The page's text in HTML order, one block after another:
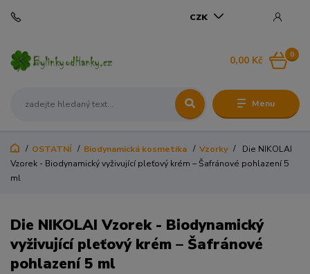
Menu
CZK
0
0,00 Kč
OSTATNÍ Biodynamická kosmetika Vzorky
Die NIKOLAI
Vzorek - Biodynamický vyživující pleťový krém – Šafránové pohlazení 5
ml
Die NIKOLAI Vzorek - Biodynamický
vyživující pleťový krém – Šafránové
pohlazení 5 ml